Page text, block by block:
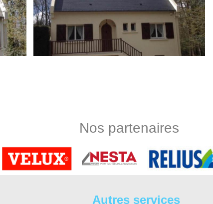
ravalement de façade 37500 permet de revaloriser votre
domaine, faites-nous parvenir votre demande pour un devis
Nos partenaires
Autres services